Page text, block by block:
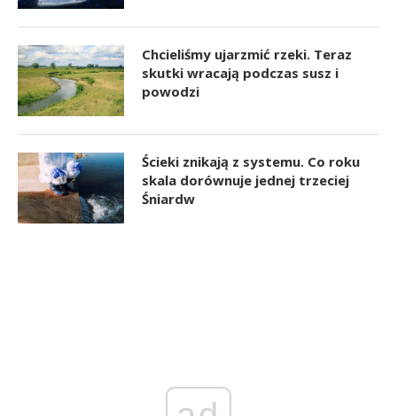
Chcieliśmy ujarzmić rzeki. Teraz
skutki wracają podczas susz i
powodzi
Ścieki znikają z systemu. Co roku
skala dorównuje jednej trzeciej
Śniardw